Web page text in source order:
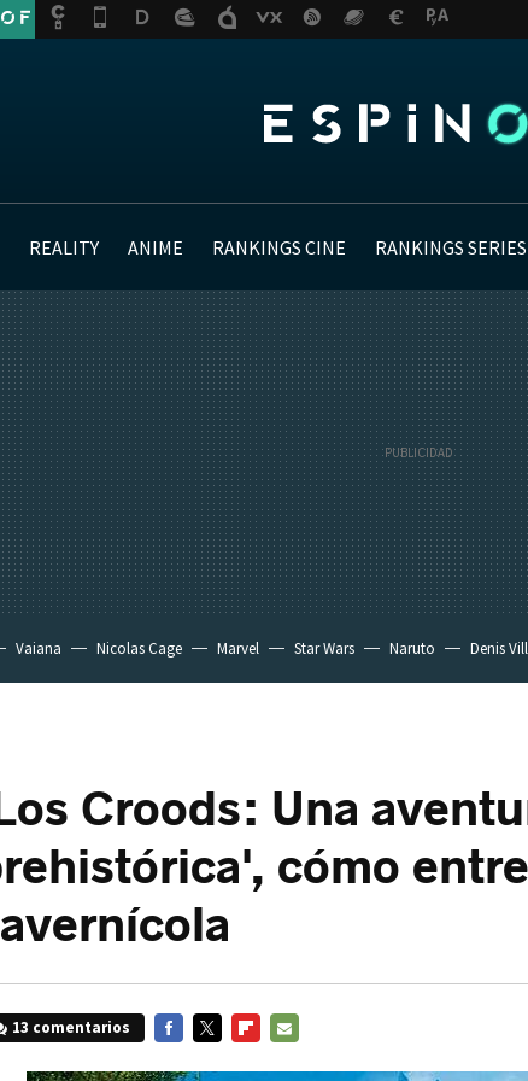
REALITY ANIME RANKINGS CINE RANKINGS SERIES
Vaiana Nicolas Cage Marvel Star Wars Naruto Denis
Croods: Una
cómo
13 comentarios